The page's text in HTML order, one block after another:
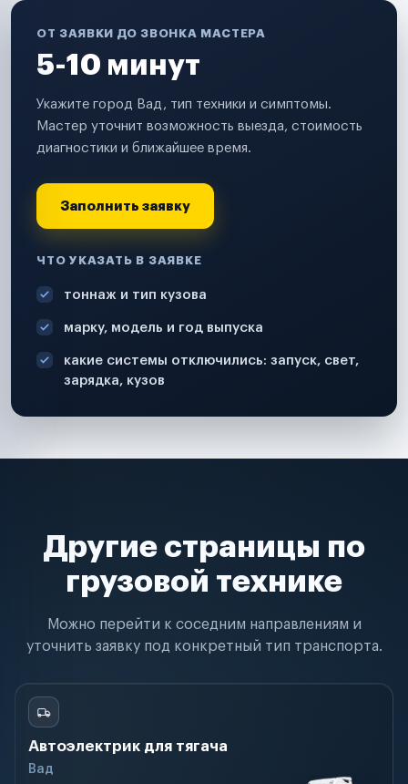
ОТ ЗАЯВКИ ДО ЗВОНКА МАСТЕРА
5-10 минут
Укажите город Вад, тип техники и симптомы.
Мастер уточнит возможность выезда, стоимость
диагностики и ближайшее время.
Заполнить заявку
ЧТО УКАЗАТЬ В ЗАЯВКЕ
тоннаж и тип кузова
марку, модель и год выпуска
какие системы отключились: запуск, свет,
зарядка, кузов
Другие страницы по
грузовой технике
Можно перейти к соседним направлениям и
уточнить заявку под конкретный тип транспорта.
Автоэлектрик для тягача
Вад